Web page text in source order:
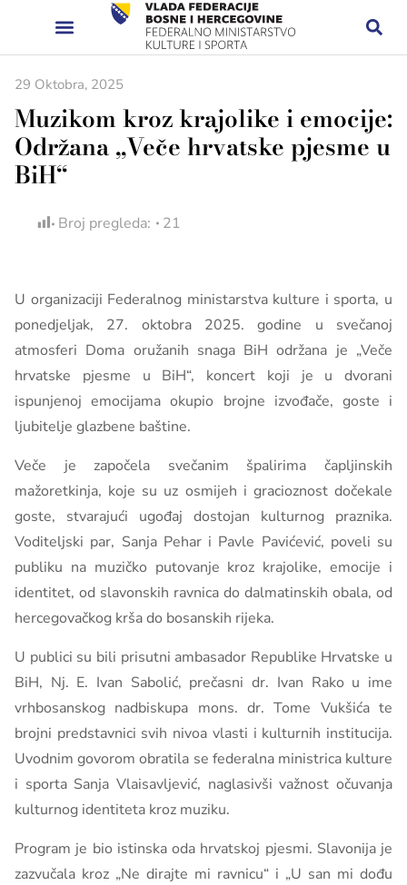
29 Oktobra, 2025
Muzikom kroz krajolike i emocije:
Održana „Veče hrvatske pjesme u
BiH“
Broj pregleda: 21
U organizaciji Federalnog ministarstva kulture i sporta, u
ponedjeljak, 27. oktobra 2025. godine u svečanoj
atmosferi Doma oružanih snaga BiH održana je „Veče
hrvatske pjesme u BiH“, koncert koji je u dvorani
ispunjenoj emocijama okupio brojne izvođače, goste i
ljubitelje glazbene baštine.
Veče je započela svečanim špalirima čapljinskih
mažoretkinja, koje su uz osmijeh i gracioznost dočekale
goste, stvarajući ugođaj dostojan kulturnog praznika.
Voditeljski par, Sanja Pehar i Pavle Pavićević, poveli su
publiku na muzičko putovanje kroz krajolike, emocije i
identitet, od slavonskih ravnica do dalmatinskih obala, od
hercegovačkog krša do bosanskih rijeka.
U publici su bili prisutni ambasador Republike Hrvatske u
BiH, Nj. E. Ivan Sabolić, prečasni dr. Ivan Rako u ime
vrhbosanskog nadbiskupa mons. dr. Tome Vukšića te
brojni predstavnici svih nivoa vlasti i kulturnih institucija.
Uvodnim govorom obratila se federalna ministrica kulture
i sporta Sanja Vlaisavljević, naglasivši važnost očuvanja
kulturnog identiteta kroz muziku.
Program je bio istinska oda hrvatskoj pjesmi. Slavonija je
zazvučala kroz „Ne dirajte mi ravnicu“ i „U san mi dođu